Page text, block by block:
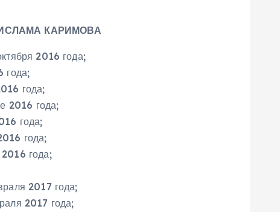
КАРИМОВА
2016 года;
года;
года;
2016 года;
года;
года;
года;
2017 года;
2017 года;